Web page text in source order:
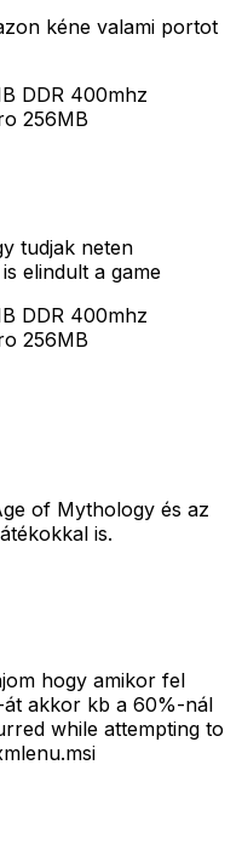
kéne valami portot
DDR 400mhz
256MB
tudjak neten
elindult a game
DDR 400mhz
256MB
of Mythology és az
is.
hogy amikor fel
akkor kb a 60%-nál
while attempting to